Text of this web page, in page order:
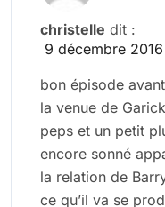
christelle dit :
9 décembre
bon épisode
la venue de
peps et un petit
encore sonné
la relation de
ce qu’il va se